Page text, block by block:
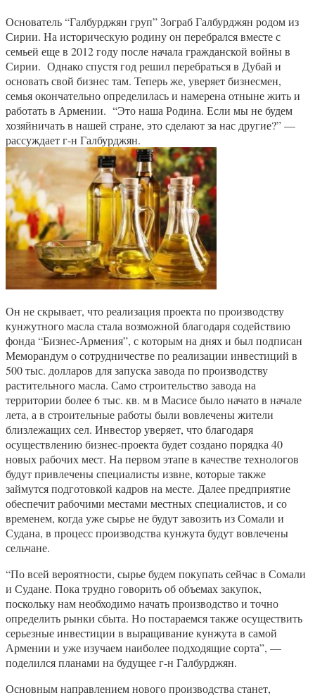
Основатель “Галбурджян груп” Зограб Галбурджян родом из
Сирии. На историческую родину он перебрался вместе с
семьей еще в 2012 году после начала гражданской войны в
Сирии. Однако спустя год решил перебраться в Дубай и
основать свой бизнес там. Теперь же, уверяет бизнесмен,
семья окончательно определилась и намерена отныне жить и
работать в Армении. “Это наша Родина. Если мы не будем
хозяйничать в нашей стране, это сделают за нас другие?” —
рассуждает г-н Галбурджян.
Он не скрывает, что реализация проекта по производству
кунжутного масла стала возможной благодаря содействию
фонда “Бизнес-Армения”, с которым на днях и был подписан
Меморандум о сотрудничестве по реализации инвестиций в
500 тыс. долларов для запуска завода по производству
растительного масла. Само строительство завода на
территории более 6 тыс. кв. м в Масисе было начато в начале
лета, а в строительные работы были вовлечены жители
близлежащих сел. Инвестор уверяет, что благодаря
осуществлению бизнес-проекта будет создано порядка 40
новых рабочих мест. На первом этапе в качестве технологов
будут привлечены специалисты извне, которые также
займутся подготовкой кадров на месте. Далее предприятие
обеспечит рабочими местами местных специалистов, и со
временем, когда уже сырье не будут завозить из Сомали и
Судана, в процесс производства кунжута будут вовлечены
сельчане.
“По всей вероятности, сырье будем покупать сейчас в Сомали
и Судане. Пока трудно говорить об объемах закупок,
поскольку нам необходимо начать производство и точно
определить рынки сбыта. Но постараемся также осуществить
серьезные инвестиции в выращивание кунжута в самой
Армении и уже изучаем наиболее подходящие сорта”, —
поделился планами на будущее г-н Галбурджян.
Основным направлением нового производства станет,